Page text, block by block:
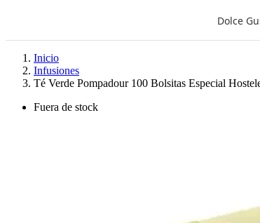
Dolce
Inicio
Infusiones
Té Verde Pompadour 100 Bolsitas Especial
Fuera de stock